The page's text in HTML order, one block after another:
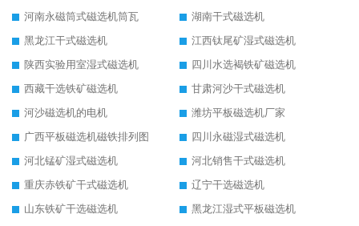
河南永磁筒式磁选机筒瓦
湖南干式磁选机
黑龙江干式磁选机
江西钛尾矿湿式磁选机
陕西实验用室湿式磁选机
四川水选褐铁矿磁选机
西藏干选铁矿磁选机
甘肃河沙干式磁选机
河沙磁选机的电机
潍坊平板磁选机厂家
广西平板磁选机磁铁排列图
四川永磁湿式磁选机
河北锰矿湿式磁选机
河北销售干式磁选机
重庆赤铁矿干式磁选机
辽宁干选磁选机
山东铁矿干选磁选机
黑龙江湿式平板磁选机